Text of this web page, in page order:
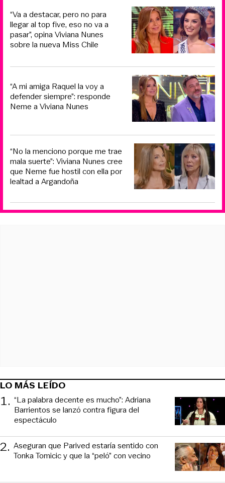
“Va a destacar, pero no para
llegar al top five, eso no va a
pasar”, opina Viviana Nunes
sobre la nueva Miss Chile
“A mi amiga Raquel la voy a
defender siempre”: responde
Neme a Viviana Nunes
“No la menciono porque me trae
mala suerte”: Viviana Nunes cree
que Neme fue hostil con ella por
lealtad a Argandoña
LO MÁS LEÍDO
1. “La palabra decente es mucho”: Adriana
Barrientos se lanzó contra figura del
espectáculo
2. Aseguran que Parived estaría sentido con
Tonka Tomicic y que la “peló” con vecino